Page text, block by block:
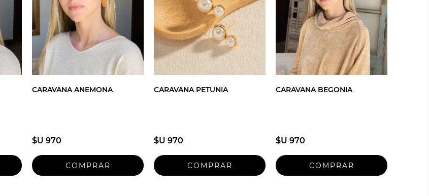
CARAVANA ANEMONA
$U 970
CARAVANA PETUNIA
$U 970
CARAVANA BEGONIA
$U 970